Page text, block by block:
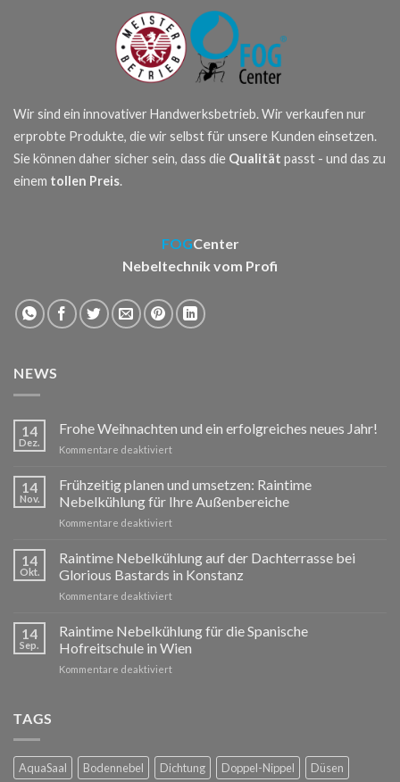
Wir sind ein innovativer Handwerksbetrieb. Wir verkaufen nur
erprobte Produkte, die wir selbst für unsere Kunden einsetzen.
Sie können daher sicher sein, dass die Qualität passt - und das zu
einem tollen Preis.
FOGCenter
Nebeltechnik vom Profi
NEWS
14
Dez.
Frohe Weihnachten und ein erfolgreiches neues Jahr!
Kommentare deaktiviertfür
Weihnachten
und
ein
erfolgreiches
Jahr!
14
Nov.
Frühzeitig planen und umsetzen: Raintime
Nebelkühlung für Ihre Außenbereiche
Kommentare deaktiviertfür
planen
und
umsetzen:
Raintime
für
Ihre
14
Okt.
Raintime Nebelkühlung auf der Dachterrasse bei
Glorious Bastards in Konstanz
Kommentare deaktiviertfür
Nebelkühlung
auf
der
Dachterrasse
14
Sep.
Raintime Nebelkühlung für die Spanische
Hofreitschule in Wien
Kommentare deaktiviertfür
Hofreitschule
in
TAGS
AquaSaal Bodennebel Dichtung Doppel-Nippel
Düsen